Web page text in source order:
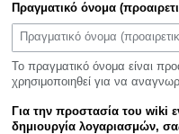
Πραγματικό όνομα
Το πραγματικό όνομα είναι
χρησιμοποιηθεί για να
Για την προστασία του wiki
δημιουργία λογαριασμών,